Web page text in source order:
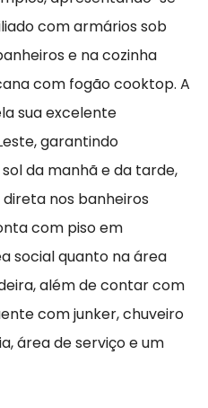
com armários sob
e na cozinha
com fogão cooktop. A
sua excelente
garantindo
da manhã e da tarde,
nos banheiros
com piso em
social quanto na área
além de contar com
com junker, chuveiro
área de serviço e um